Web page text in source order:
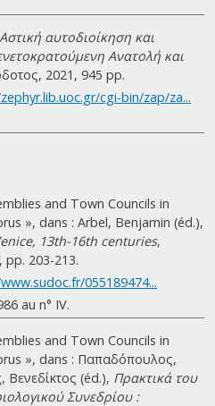
Αστική αυτοδιοίκηση και
Ανατολή και
2021, 945 pp.
cgi-bin/zap/za...
and Town Councils in
», dans : Arbel, Benjamin (éd.),
13th-16th centuries,
pp. 203-213.
055189474...
au n° IV.
and Town Councils in
», dans : Παπαδόπουλος,
(éd.), Πρακτικά του
Συνεδρίου :